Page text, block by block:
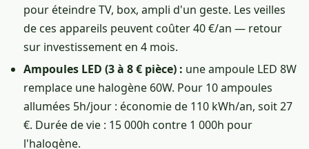
pour éteindre TV, box, ampli d'un geste. Les veilles
de ces appareils peuvent coûter 40 €/an — retour
sur investissement en 4 mois.
Ampoules LED (3 à 8 € pièce) : une ampoule LED 8W
remplace une halogène 60W. Pour 10 ampoules
allumées 5h/jour : économie de 110 kWh/an, soit 27
€. Durée de vie : 15 000h contre 1 000h pour
l'halogène.